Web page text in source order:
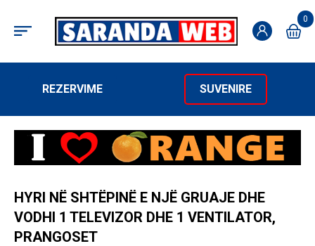
0
REZERVIME SUVENIRE
HYRI NË SHTËPINË E NJË GRUAJE DHE
VODHI 1 TELEVIZOR DHE 1 VENTILATOR,
PRANGOSET